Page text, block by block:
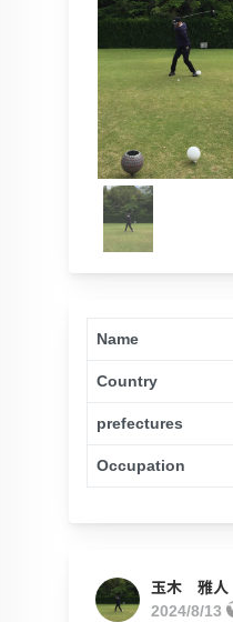
Name
Country
prefectures
Occupation
玉木 雅人
2024/8/13